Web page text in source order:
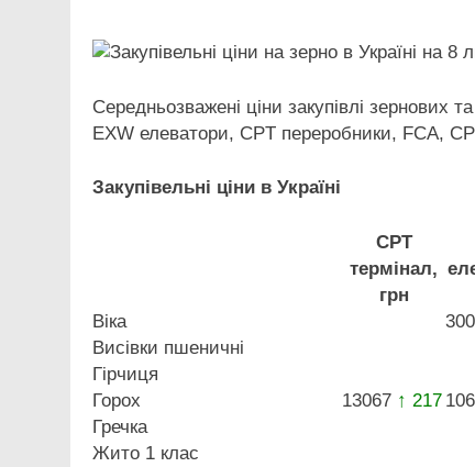
Середньозважені ціни закупівлі зернових
EXW елеватори, CPT переробники, FCA,
Закупівельні ціни в Україні
CPT
термінал,
грн
Віка
Висівки пшеничні
Гірчиця
Горох
13067 ↑ 217
Гречка
Жито 1 клас